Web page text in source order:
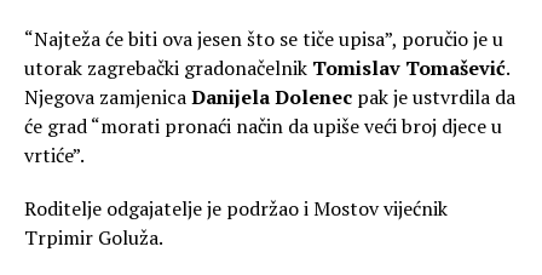
“Najteža će biti ova jesen što se tiče upisa”, poručio je u
utorak zagrebački gradonačelnik Tomislav Tomašević.
Njegova zamjenicaDanijela Dolenec pak je ustvrdila da
će grad “morati pronaći način da upiše veći broj djece u
vrtiće”.
Roditelje odgajatelje je podržao i Mostov vijećnik
Trpimir Goluža.